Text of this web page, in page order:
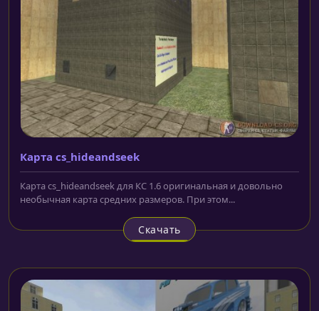
Карта cs_hideandseek
Карта cs_hideandseek для КС 1.6 оригинальная и довольно
необычная карта средних размеров. При этом...
Скачать